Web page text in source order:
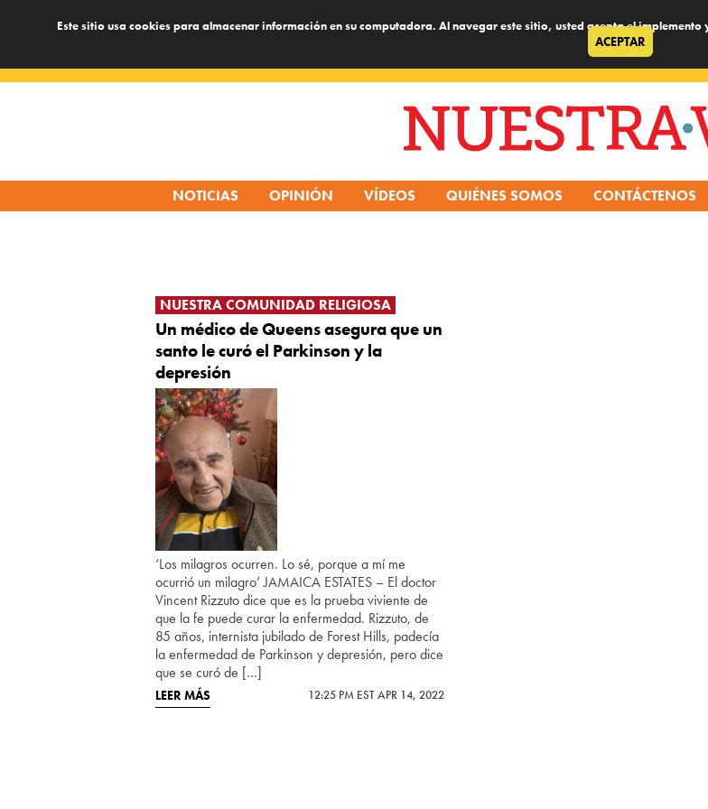
Este sitio usa cookies para almacenar información en su computadora. Al navegar este sitio, usted acepta el
ACEPTAR
NOTICIAS OPINIÓN VÍDEOS QUIÉNES SOMOS CONTÁCTENOS
NUESTRA COMUNIDAD RELIGIOSA
Un médico de Queens asegura que un
santo le curó el Parkinson y la
depresión
‘Los milagros ocurren. Lo sé, porque a mí me
ocurrió un milagro’ JAMAICA ESTATES – El doctor
Vincent Rizzuto dice que es la prueba viviente de
que la fe puede curar la enfermedad. Rizzuto, de
85 años, internista jubilado de Forest Hills, padecía
la enfermedad de Parkinson y depresión, pero dice
que se curó de […]
LEER MÁS 12:25 PM EST APR 14, 2022